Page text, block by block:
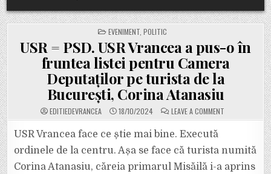
POSTED
IN
EVENIMENT POLITIC
USR = PSD. USR Vrancea a pus-o în
fruntea listei pentru Camera
Deputaților pe turista de la
București, Corina Atanasiu
EDITIEDEVRANCEA 18/10/2024 LEAVE A COMMENT
USR
VRANCEA
A
O
USR Vrancea face ce știe mai bine. Execută
ordinele de la centru. Așa se face că turista numită
Corina Atanasiu, căreia primarul Misăilă i-a aprins